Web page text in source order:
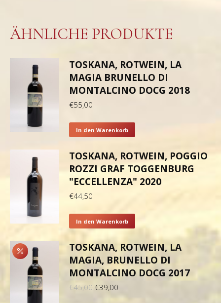
ÄHNLICHE PRODUKTE
TOSKANA, ROTWEIN, LA
MAGIA BRUNELLO DI
MONTALCINO DOCG 2018
€55,00
In den Warenkorb
TOSKANA, ROTWEIN, POGGIO
ROZZI GRAF TOGGENBURG
"ECCELLENZA" 2020
€44,50
In den Warenkorb
TOSKANA, ROTWEIN, LA
MAGIA, BRUNELLO DI
MONTALCINO DOCG 2017
€45,00 Ursprünglicher
€39,00
Preis